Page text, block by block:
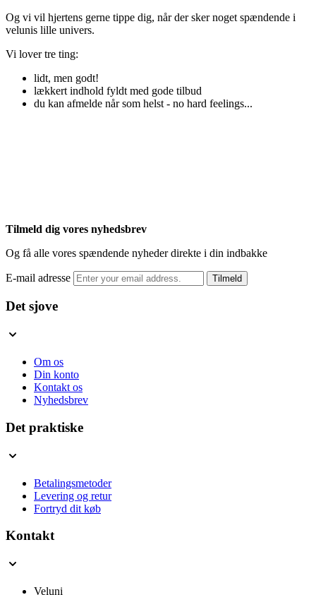
Og vi vil hjertens gerne tippe dig, når der sker noget spændende i
velunis lille univers.
Vi lover tre ting:
lidt, men godt!
lækkert indhold fyldt med gode tilbud
du kan afmelde når som helst - no hard feelings...
Tilmeld dig vores nyhedsbrev
Og få alle vores spændende nyheder direkte i din indbakke
E-mail adresse Tilmeld
Det sjove
Om os
Din konto
Kontakt os
Nyhedsbrev
Det praktiske
Betalingsmetoder
Levering og retur
Fortryd dit køb
Kontakt
Veluni